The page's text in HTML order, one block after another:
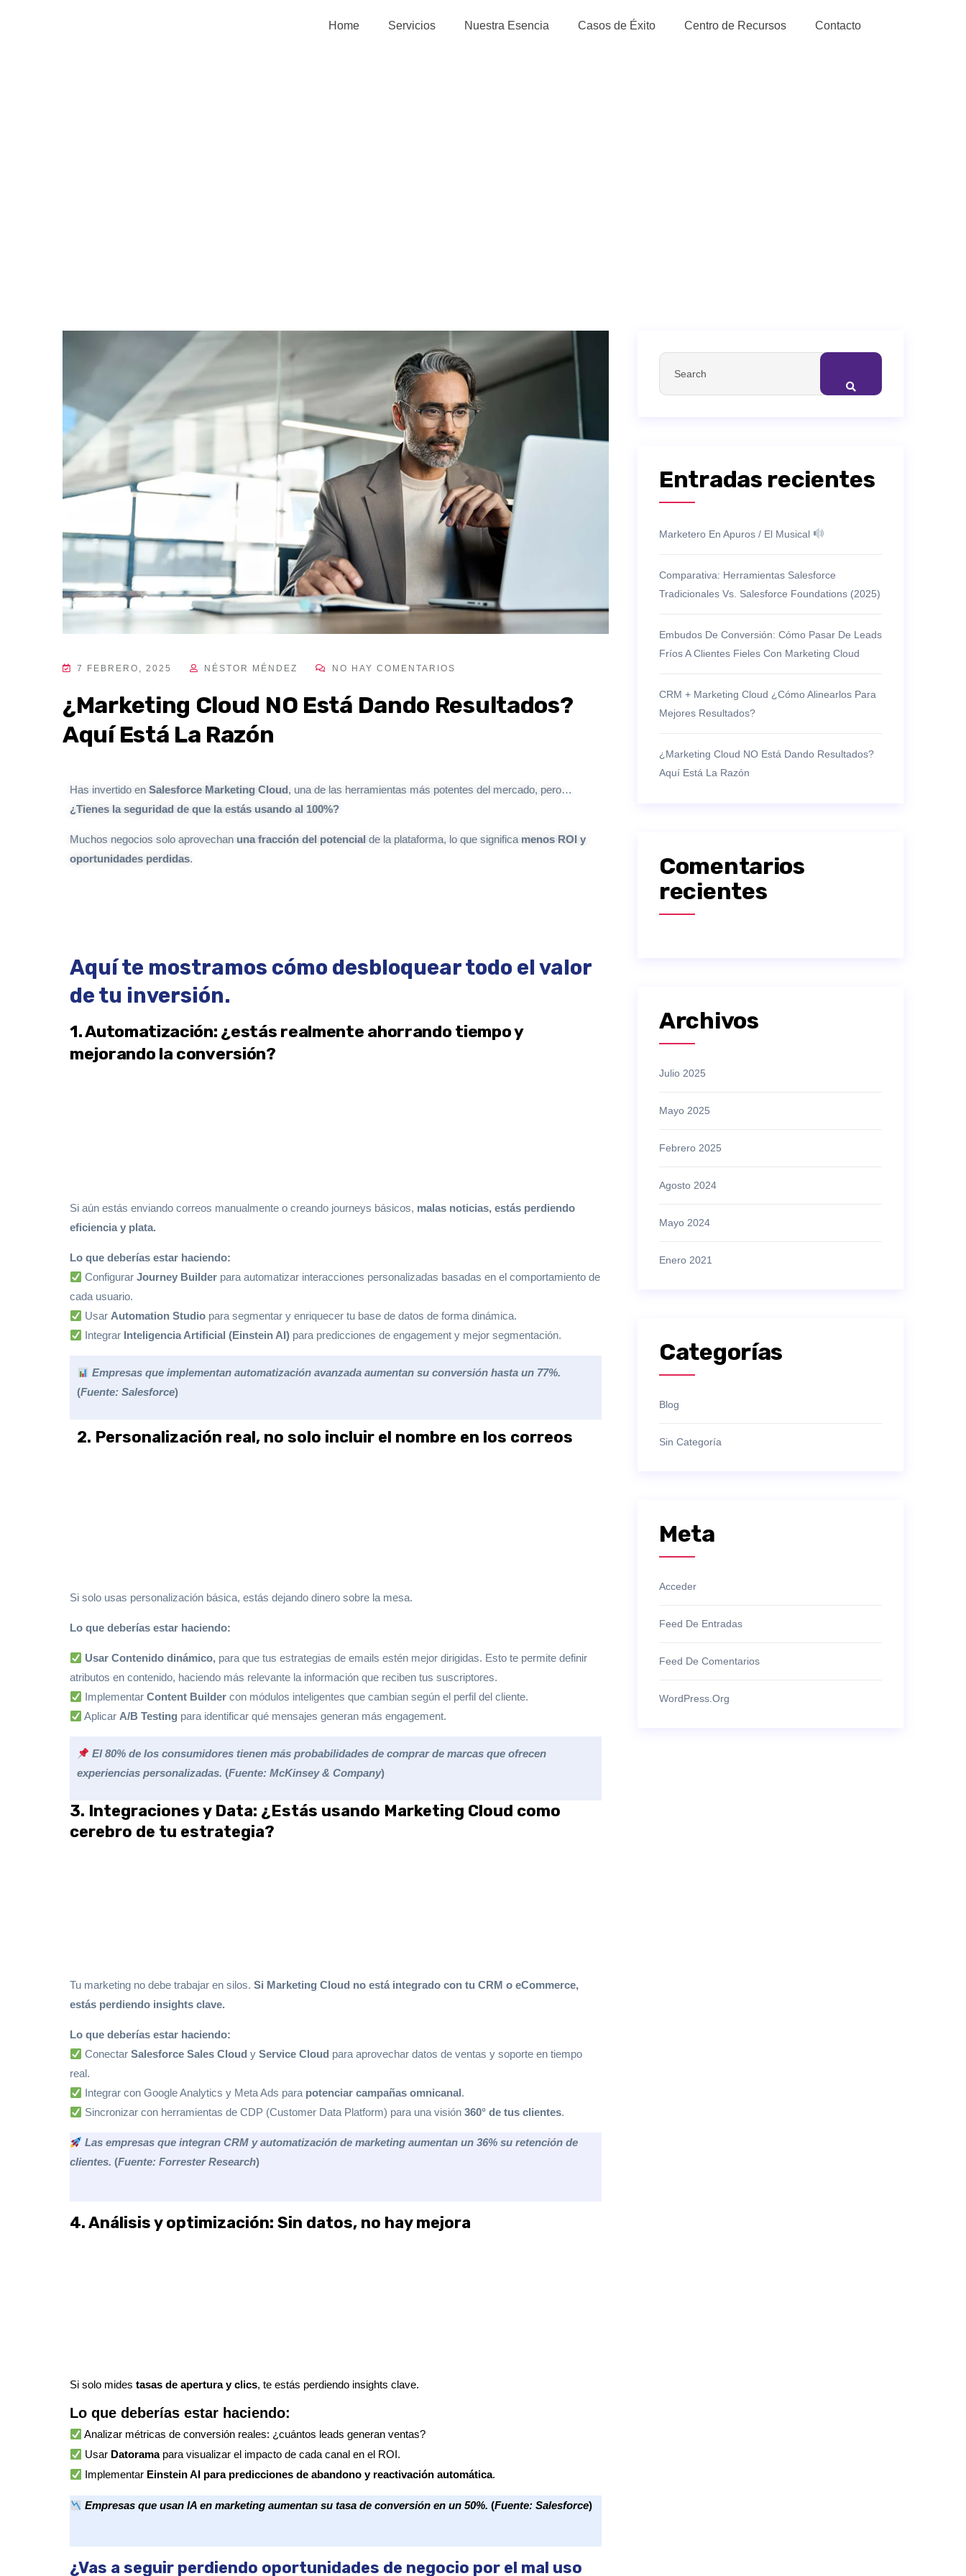
Home Servicios Nuestra Esencia Casos de Éxito Centro de Recursos Contacto
7 FEBRERO, 2025 NÉSTOR MÉNDEZ NO HAY COMENTARIOS
¿Marketing Cloud NO Está Dando Resultados?
Aquí Está La Razón
Has invertido en Salesforce Marketing Cloud, una de las herramientas más potentes del mercado, pero…
¿Tienes la seguridad de que la estás usando al 100%?
Muchos negocios solo aprovechan una fracción del potencial de la plataforma, lo que significa menos ROI y
oportunidades perdidas.
Aquí te mostramos cómo desbloquear todo el valor
de tu inversión.
1. Automatización: ¿estás realmente ahorrando tiempo y
mejorando la conversión?​
Si aún estás enviando correos manualmente o creando journeys básicos, malas noticias, estás perdiendo
eficiencia y plata.
Lo que deberías estar haciendo:
ConfigurarJourney Builder para automatizar interacciones personalizadas basadas en el comportamiento de
cada usuario.
Usar Automation Studio para segmentar y enriquecer tu base de datos de forma dinámica.
Integrar Inteligencia Artificial (Einstein AI) para predicciones de engagement y mejor segmentación.
Empresas que implementan automatización avanzada aumentan su conversión hasta un 77%.
(Fuente: Salesforce)
2. Personalización real, no solo incluir el nombre en los correos
Si solo usas personalización básica, estás dejando dinero sobre la mesa.
Lo que deberías estar haciendo:
Usar Contenido dinámico, para que tus estrategias de emails estén mejor dirigidas. Esto te permite definir
atributos en contenido, haciendo más relevante la información que reciben tus suscriptores.
ImplementarContent Builder con módulos inteligentes que cambian según el perfil del cliente.
Aplicar A/B Testing para identificar qué mensajes generan más engagement.
El 80% de los consumidores tienen más probabilidades de comprar de marcas que ofrecen
experiencias personalizadas. (Fuente: McKinsey & Company)
3. Integraciones y Data: ¿Estás usando Marketing Cloud como
cerebro de tu estrategia?
Tu marketing no debe trabajar en silos. Si Marketing Cloud no está integrado con tu CRM o eCommerce,
estás perdiendo insights clave.
Lo que deberías estar haciendo:
ConectarSalesforce Sales Cloud yService Cloud para aprovechar datos de ventas y soporte en tiempo
real.
Integrar con Google Analytics y Meta Ads para potenciar campañas omnicanal.
Sincronizar con herramientas de CDP (Customer Data Platform) para una visión360° de tus clientes.
Las empresas que integran CRM y automatización de marketing aumentan un 36% su retención de
clientes. (Fuente: Forrester Research)
4. Análisis y optimización: Sin datos, no hay mejora
Si solo mides tasas de apertura y clics, te estás perdiendo insights clave.
Lo que deberías estar haciendo:
Analizar métricas de conversión reales: ¿cuántos leads generan ventas?
Usar Datoramapara visualizar el impacto de cada canal en el ROI.
Implementar Einstein AI para predicciones de abandono y reactivación automática.
Empresas que usan IA en marketing aumentan su tasa de conversión en un 50%. (Fuente: Salesforce)
¿Vas a seguir perdiendo oportunidades de negocio por el mal uso
Entradas recientes
Marketero En Apuros / El Musical
Comparativa: Herramientas Salesforce
Tradicionales Vs. Salesforce Foundations (2025)
Embudos De Conversión: Cómo Pasar De Leads
Fríos A Clientes Fieles Con Marketing Cloud
CRM + Marketing Cloud ¿Cómo Alinearlos Para
Mejores Resultados?
¿Marketing Cloud NO Está Dando Resultados?
Aquí Está La Razón
Comentarios
recientes
Archivos
Julio 2025
Mayo 2025
Febrero 2025
Agosto 2024
Mayo 2024
Enero 2021
Categorías
Blog
Sin Categoría
Meta
Acceder
Feed De Entradas
Feed De Comentarios
WordPress.org